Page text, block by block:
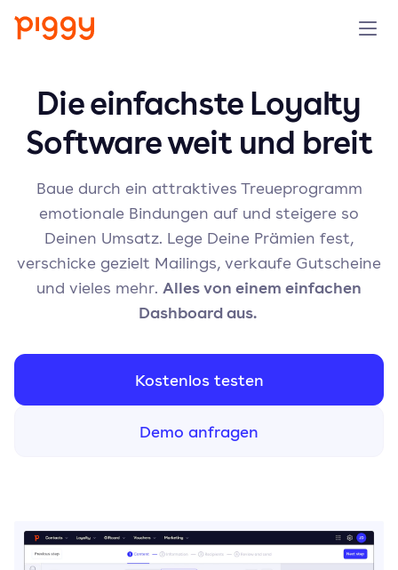
Plattform
Ressourcen
Preise
Unternehmen
Die einfachste Loyalty
Software weit und breit
Baue durch ein attraktives Treueprogramm
emotionale Bindungen auf und steigere so
Deinen Umsatz. Lege Deine Prämien fest,
verschicke gezielt Mailings, verkaufe Gutscheine
und vieles mehr. Alles von einem einfachen
Dashboard aus.
Demo anfragen
Kostenlos testen